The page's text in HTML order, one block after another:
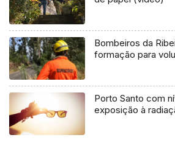
Bombeiros da
formação para
Porto Santo com
exposição à